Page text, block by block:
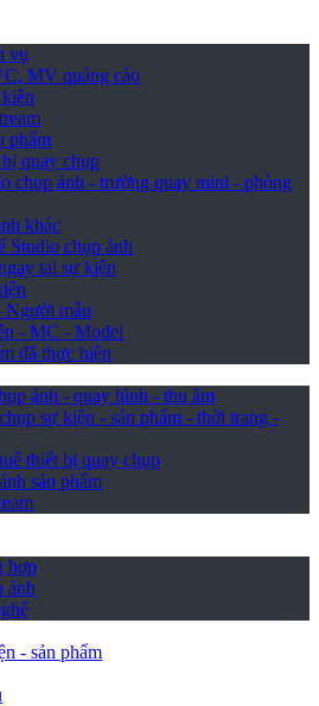
vụ
MV quảng cáo
phẩm
quay chụp
chụp ảnh - trường quay mini - phòng
khác
Studio chụp ảnh
tại sự kiện
Người mẫu
- MC - Model
đã thực hiện
ảnh - quay hình - thu âm
sự kiện - sản phẩm - thời trang -
thiết bị quay chụp
sản phẩm
hợp
ảnh
- sản phẩm